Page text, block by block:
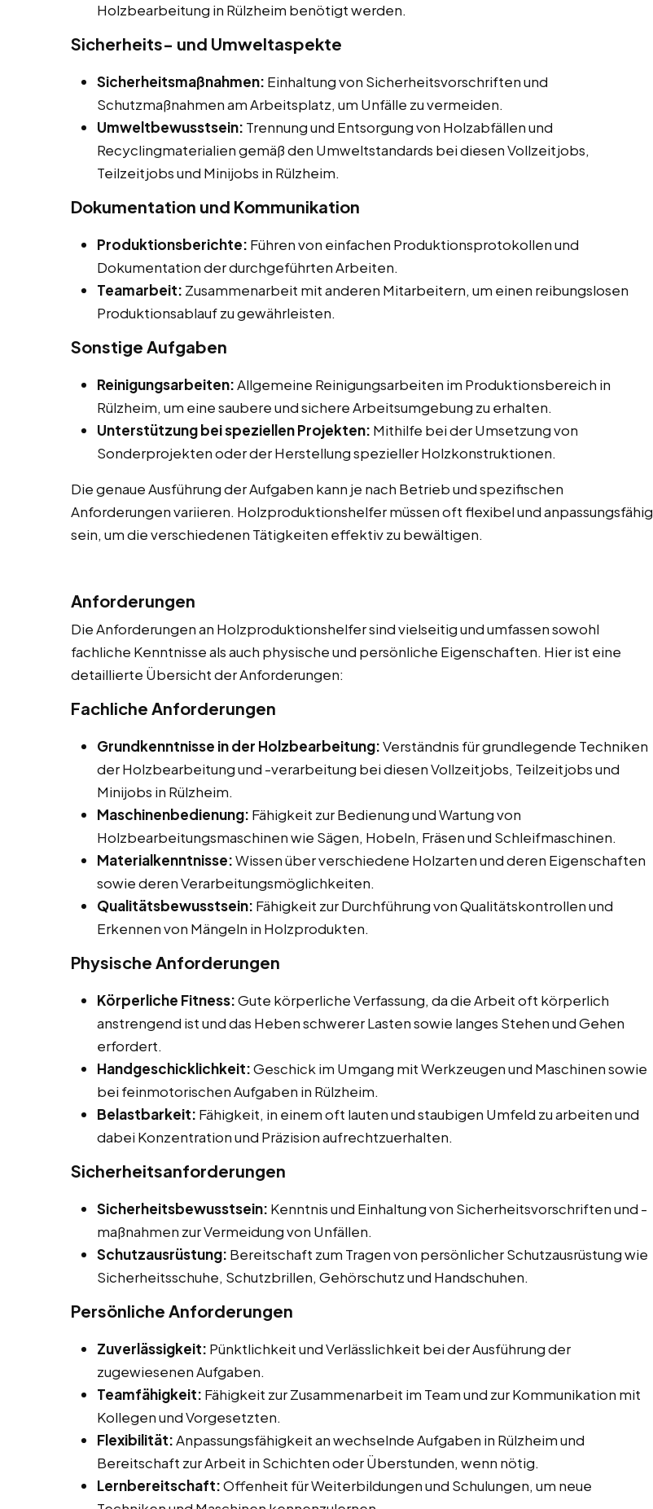
Holzbearbeitung in Rülzheim benötigt werden.
Sicherheits- und Umweltaspekte
Sicherheitsmaßnahmen: Einhaltung von Sicherheitsvorschriften und
Schutzmaßnahmen am Arbeitsplatz, um Unfälle zu vermeiden.
Umweltbewusstsein: Trennung und Entsorgung von Holzabfällen und
Recyclingmaterialien gemäß den Umweltstandards bei diesen Vollzeitjobs,
Teilzeitjobs und Minijobs in Rülzheim.
Dokumentation und Kommunikation
Produktionsberichte: Führen von einfachen Produktionsprotokollen und
Dokumentation der durchgeführten Arbeiten.
Teamarbeit: Zusammenarbeit mit anderen Mitarbeitern, um einen reibungslosen
Produktionsablauf zu gewährleisten.
Sonstige Aufgaben
Reinigungsarbeiten:Allgemeine Reinigungsarbeiten im Produktionsbereich in
Rülzheim, um eine saubere und sichere Arbeitsumgebung zu erhalten.
Unterstützung bei speziellen Projekten: Mithilfe bei der Umsetzung von
Sonderprojekten oder der Herstellung spezieller Holzkonstruktionen.
Die genaue Ausführung der Aufgaben kann je nach Betrieb und spezifischen
Anforderungen variieren. Holzproduktionshelfer müssen oft flexibel und anpassungsfähig
sein, um die verschiedenen Tätigkeiten effektiv zu bewältigen.
Anforderungen
Die Anforderungen an Holzproduktionshelfer sind vielseitig und umfassen sowohl
fachliche Kenntnisse als auch physische und persönliche Eigenschaften. Hier ist eine
detaillierte Übersicht der Anforderungen:
Fachliche Anforderungen
Grundkenntnisse in der Holzbearbeitung:Verständnis für grundlegende Techniken
der Holzbearbeitung und -verarbeitung bei diesen Vollzeitjobs, Teilzeitjobs und
Minijobs in Rülzheim.
Maschinenbedienung: Fähigkeit zur Bedienung und Wartung von
Holzbearbeitungsmaschinen wie Sägen, Hobeln, Fräsen und Schleifmaschinen.
Materialkenntnisse:Wissen über verschiedene Holzarten und deren Eigenschaften
sowie deren Verarbeitungsmöglichkeiten.
Qualitätsbewusstsein: Fähigkeit zur Durchführung von Qualitätskontrollen und
Erkennen von Mängeln in Holzprodukten.
Physische Anforderungen
Körperliche Fitness:Gute körperliche Verfassung, da die Arbeit oft körperlich
anstrengend ist und das Heben schwerer Lasten sowie langes Stehen und Gehen
erfordert.
Handgeschicklichkeit:Geschick im Umgang mit Werkzeugen und Maschinen sowie
bei feinmotorischen Aufgaben in Rülzheim.
Belastbarkeit: Fähigkeit, in einem oft lauten und staubigen Umfeld zu arbeiten und
dabei Konzentration und Präzision aufrechtzuerhalten.
Sicherheitsanforderungen
Sicherheitsbewusstsein: Kenntnis und Einhaltung von Sicherheitsvorschriften und -
maßnahmen zur Vermeidung von Unfällen.
Schutzausrüstung: Bereitschaft zum Tragen von persönlicher Schutzausrüstung wie
Sicherheitsschuhe, Schutzbrillen, Gehörschutz und Handschuhen.
Persönliche Anforderungen
Zuverlässigkeit: Pünktlichkeit und Verlässlichkeit bei der Ausführung der
zugewiesenen Aufgaben.
Teamfähigkeit: Fähigkeit zur Zusammenarbeit im Team und zur Kommunikation mit
Kollegen und Vorgesetzten.
Flexibilität:Anpassungsfähigkeit an wechselnde Aufgaben in Rülzheim und
Bereitschaft zur Arbeit in Schichten oder Überstunden, wenn nötig.
Lernbereitschaft:Offenheit für Weiterbildungen und Schulungen, um neue